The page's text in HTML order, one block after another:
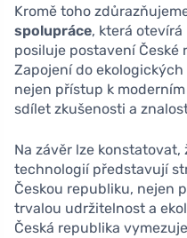
Kromě toho
spolupráce, která
posiluje postavení České
Zapojení do
nejen přístup k
sdílet zkušenosti a
Na závěr lze
technologií představují
Českou republiku, nejen
trvalou udržitelnost a
Česká republika